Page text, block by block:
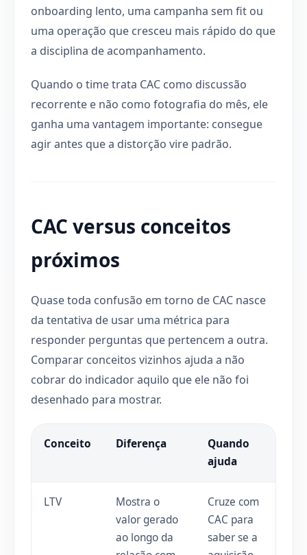
onboarding lento, uma campanha sem fit ou
uma operação que cresceu mais rápido do que
a disciplina de acompanhamento.
Quando o time trata CAC como discussão
recorrente e não como fotografia do mês, ele
ganha uma vantagem importante: consegue
agir antes que a distorção vire padrão.
CAC versus conceitos
próximos
Quase toda confusão em torno de CAC nasce
da tentativa de usar uma métrica para
responder perguntas que pertencem a outra.
Comparar conceitos vizinhos ajuda a não
cobrar do indicador aquilo que ele não foi
desenhado para mostrar.
Conceito Diferença
Quando
ajuda
LTV
Mostra o
valor gerado
ao longo da
Cruze com
CAC para
saber se a